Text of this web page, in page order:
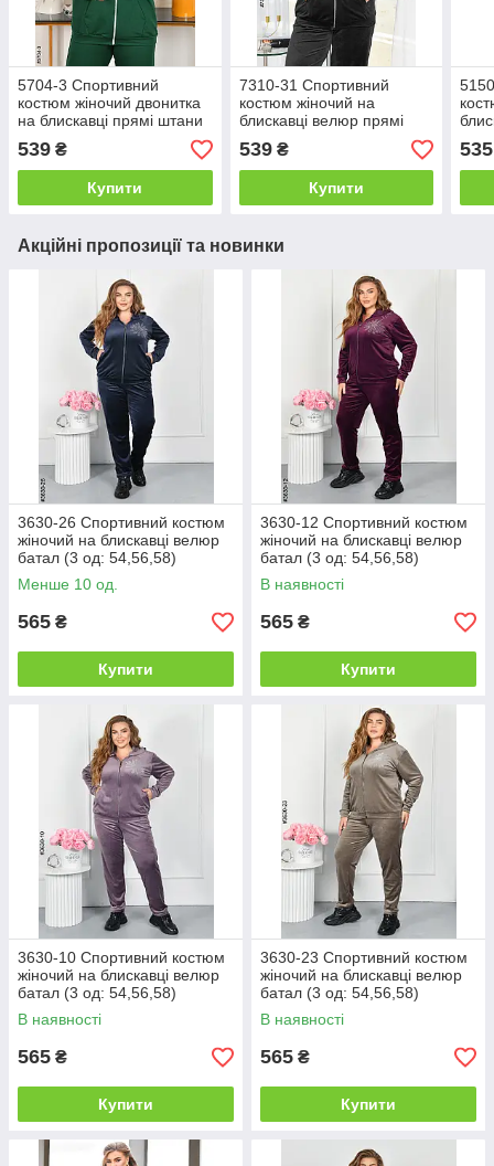
5704-3 Спортивний
костюм жіночий двонитка
на блискавці прямі штани
батал (4 од: 50,52,54,56)
539 ₴
Купити
7310-31 Спортивний
костюм жіночий на
блискавці велюр прямі
штани батал (3 од:
50,52,54)
539₴
Купити
од:
535
Акційні пропозиції та новинки
3630-26 Спортивний костюм
жіночий на блискавці велюр
батал (3 од: 54,56,58)
Менше 10 од.
565 ₴
Купити
3630-12 Спортивний костюм
жіночий на блискавці велюр
батал (3 од: 54,56,58)
В наявності
565 ₴
Купити
3630-10 Спортивний костюм
жіночий на блискавці велюр
батал (3 од: 54,56,58)
В наявності
565 ₴
Купити
3630-23 Спортивний костюм
жіночий на блискавці велюр
батал (3 од: 54,56,58)
В наявності
565 ₴
Купити